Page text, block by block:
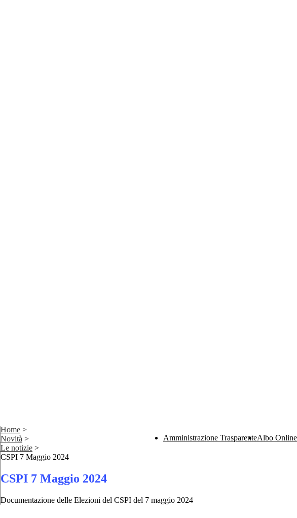
Amministrazione TrasparenteAlbo Online
Home >
Novità >
Le notizie >
CSPI 7 Maggio 2024
CSPI 7 Maggio 2024
Documentazione delle Elezioni del CSPI del 7 maggio 2024